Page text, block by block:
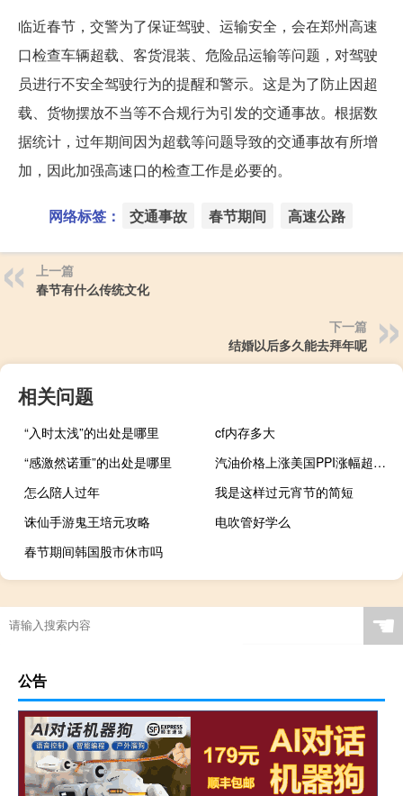
临近春节，交警为了保证驾驶、运输安全，会在郑州高速
口检查车辆超载、客货混装、危险品运输等问题，对驾驶
员进行不安全驾驶行为的提醒和警示。这是为了防止因超
载、货物摆放不当等不合规行为引发的交通事故。根据数
据统计，过年期间因为超载等问题导致的交通事故有所增
加，因此加强高速口的检查工作是必要的。
网络标签： 交通事故 春节期间 高速公路
上一篇
春节有什么传统文化
下一篇
结婚以后多久能去拜年呢
相关问题
“入时太浅”的出处是哪里
cf内存多大
“感激然诺重”的出处是哪里
汽油价格上涨美国PPI涨幅超过预期
怎么陪人过年
我是这样过元宵节的简短
诛仙手游鬼王培元攻略
电吹管好学么
春节期间韩国股市休市吗
☚
公告